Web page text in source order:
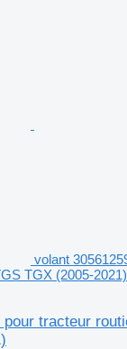
volant
TGX (2005-2021)
pour tracteur